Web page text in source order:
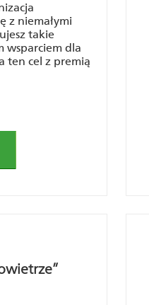
z niemałymi
takie
wsparciem dla
ten cel z premią